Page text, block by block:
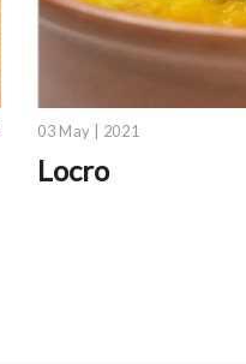
03 May | 2021
Locro